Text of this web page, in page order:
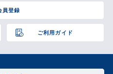
員登録
ご利用ガイド
ジト
へ